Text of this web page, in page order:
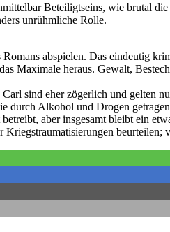
Beteiligtseins, wie brutal
unrühmliche Rolle.
abspielen. Das eindeutig
Maximale heraus. Gewalt,
sind eher zögerlich und gelten
durch Alkohol und Drogen
aber insgesamt bleibt ein
Kriegstraumatisierungen